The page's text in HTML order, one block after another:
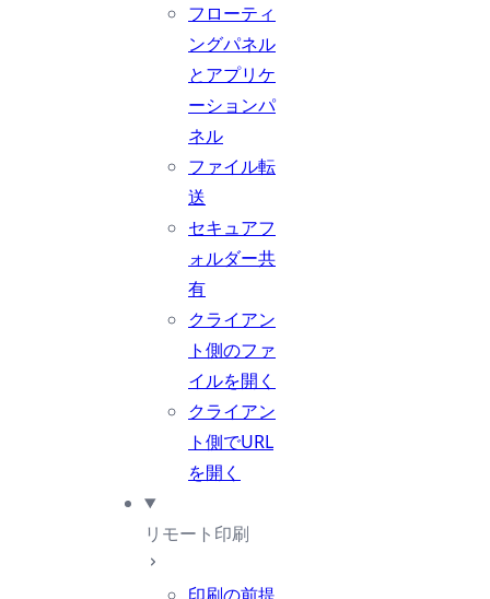
フローティ
ングパネル
とアプリケ
ーションパ
ネル
ファイル転
送
セキュアフ
ォルダー共
有
クライアン
ト側のファ
イルを開く
クライアン
ト側でURL
を開く
リモート印刷